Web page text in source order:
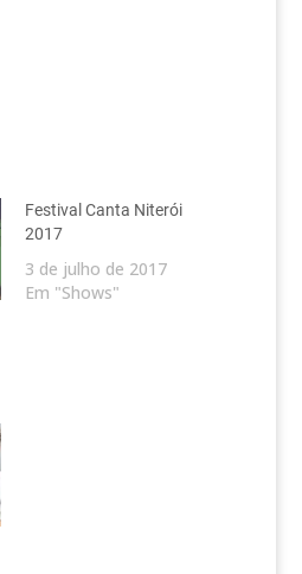
Festival Canta Niterói
2017
3 de julho de 2017
Em "Shows"